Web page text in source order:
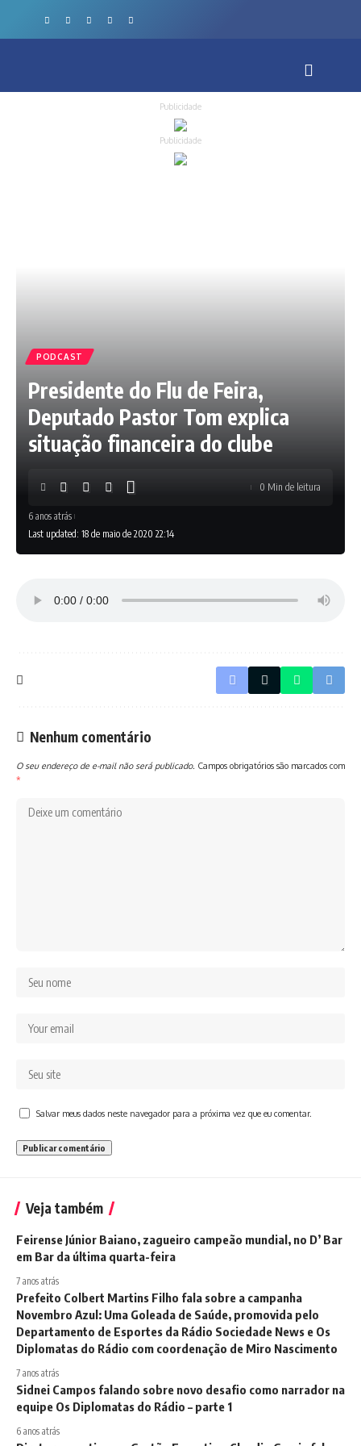
Publicidade
Publicidade
PODCAST
Presidente do Flu de Feira,
Deputado Pastor Tom explica
situação financeira do clube
Last updated: 18 de maio de 2020 22:14
6 anos atrás
0 Min de leitura
Nenhum comentário
O seu endereço de e-mail não será publicado. Campos obrigatórios são marcados com
*
Salvar meus dados neste navegador para a próxima vez que eu comentar.
Veja também
Feirense Júnior Baiano, zagueiro campeão mundial, no D’ Bar
em Bar da última quarta-feira
7 anos atrás
Prefeito Colbert Martins Filho fala sobre a campanha
Novembro Azul: Uma Goleada de Saúde, promovida pelo
Departamento de Esportes da Rádio Sociedade News e Os
Diplomatas do Rádio com coordenação de Miro Nascimento
7 anos atrás
Sidnei Campos falando sobre novo desafio como narrador na
equipe Os Diplomatas do Rádio – parte 1
6 anos atrás